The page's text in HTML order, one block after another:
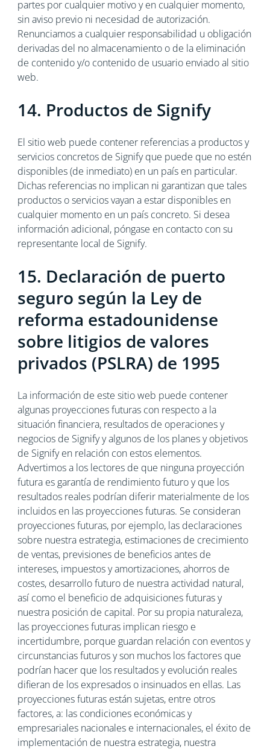
partes por cualquier motivo y en cualquier momento,
sin aviso previo ni necesidad de autorización.
Renunciamos a cualquier responsabilidad u obligación
derivadas del no almacenamiento o de la eliminación
de contenido y/o contenido de usuario enviado al sitio
web.
14. Productos de Signify
El sitio web puede contener referencias a productos y
servicios concretos de Signify que puede que no estén
disponibles (de inmediato) en un país en particular.
Dichas referencias no implican ni garantizan que tales
productos o servicios vayan a estar disponibles en
cualquier momento en un país concreto. Si desea
información adicional, póngase en contacto con su
representante local de Signify.
15. Declaración de puerto
seguro según la Ley de
reforma estadounidense
sobre litigios de valores
privados (PSLRA) de 1995
La información de este sitio web puede contener
algunas proyecciones futuras con respecto a la
situación financiera, resultados de operaciones y
negocios de Signify y algunos de los planes y objetivos
de Signify en relación con estos elementos.
Advertimos a los lectores de que ninguna proyección
futura es garantía de rendimiento futuro y que los
resultados reales podrían diferir materialmente de los
incluidos en las proyecciones futuras. Se consideran
proyecciones futuras, por ejemplo, las declaraciones
sobre nuestra estrategia, estimaciones de crecimiento
de ventas, previsiones de beneficios antes de
intereses, impuestos y amortizaciones, ahorros de
costes, desarrollo futuro de nuestra actividad natural,
así como el beneficio de adquisiciones futuras y
nuestra posición de capital. Por su propia naturaleza,
las proyecciones futuras implican riesgo e
incertidumbre, porque guardan relación con eventos y
circunstancias futuros y son muchos los factores que
podrían hacer que los resultados y evolución reales
difieran de los expresados o insinuados en ellas. Las
proyecciones futuras están sujetas, entre otros
factores, a: las condiciones económicas y
empresariales nacionales e internacionales, el éxito de
implementación de nuestra estrategia, nuestra